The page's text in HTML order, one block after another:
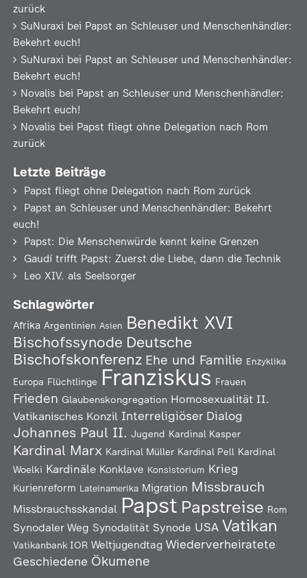
zurück
SuNuraxi bei Papst an Schleuser und Menschenhändler:
Bekehrt euch!
SuNuraxi bei Papst an Schleuser und Menschenhändler:
Bekehrt euch!
Novalis bei Papst an Schleuser und Menschenhändler:
Bekehrt euch!
Novalis bei Papst fliegt ohne Delegation nach Rom
zurück
Letzte Beiträge
Papst fliegt ohne Delegation nach Rom zurück
Papst an Schleuser und Menschenhändler: Bekehrt
euch!
Papst: Die Menschenwürde kennt keine Grenzen
Gaudí trifft Papst: Zuerst die Liebe, dann die Technik
Leo XIV. als Seelsorger
Schlagwörter
Afrika Argentinien Asien Benedikt XVI
Bischofssynode Deutsche
Bischofskonferenz Ehe und Familie Enzyklika
Europa Flüchtlinge Franziskus Frauen
Frieden Glaubenskongregation Homosexualität II.
Vatikanisches Konzil Interreligiöser Dialog
Johannes Paul II. Jugend Kardinal Kasper
Kardinal Marx Kardinal Müller Kardinal Pell Kardinal
Woelki Kardinäle Konklave Konsistorium Krieg
Kurienreform Lateinamerika Migration Missbrauch
Missbrauchsskandal Papst Papstreise Rom
Synodaler Weg Synodalität Synode USA Vatikan
Vatikanbank IOR Weltjugendtag Wiederverheiratete
Geschiedene Ökumene